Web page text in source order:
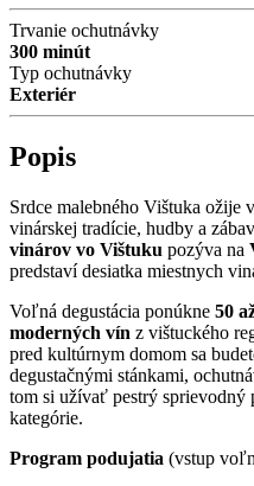
Trvanie ochutnávky
300 minút
Typ ochutnávky
Exteriér
Popis
Srdce malebného Vištuka ožije
vinárskej tradície, hudby a
vinárov vo Vištuku pozýva na
predstaví desiatka miestnych
Voľná degustácia ponúkne 50
moderných vín z vištuckého
pred kultúrnym domom sa
degustačnými stánkami,
tom si užívať pestrý sprievodný
kategórie.
Program podujatia (vstup